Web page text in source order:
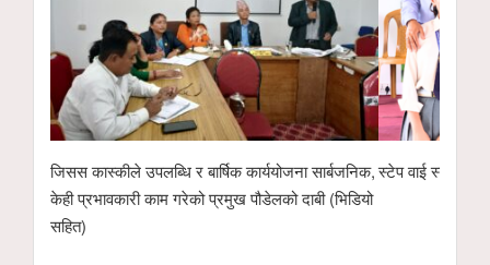
जिसस कास्कीले उपलब्धि र बार्षिक कार्ययोजना सार्बजनिक,
केही प्रभावकारी काम गरेको प्रमुख पौडेलको दाबी (भिडियो
सहित)
स्टेप वाई स्टेप